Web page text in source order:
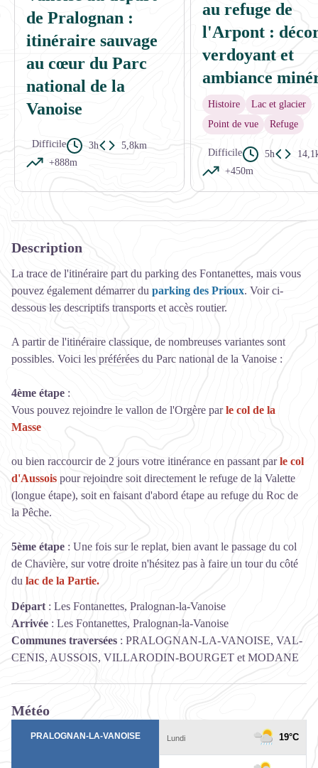
de Pralognan :
itinéraire sauvage
au cœur du Parc
national de la
Vanoise
Difficile 3h
5,8km
+888m
au refuge de
l'Arpont :
verdoyant et
ambiance
Histoire
Lac et glacier
Point de vue
Refuge
Difficile 5h
+450m
Description
La trace de l'itinéraire part du parking des Fontanettes, mais vous
pouvez également démarrer du parking des Prioux. Voir ci-
dessous les descriptifs transports et accès routier.
A partir de l'itinéraire classique, de nombreuses variantes sont
possibles. Voici les préférées du Parc national de la Vanoise :
4ème étape :
Vous pouvez rejoindre le vallon de l'Orgère parle col de la
Masse
ou bien raccourcir de 2 jours votre itinérance en passant parle col
d'Aussois pour rejoindre soit directement le refuge de la Valette
(longue étape), soit en faisant d'abord étape au refuge du Roc de
la Pêche.
5ème étape : Une fois sur le replat, bien avant le passage du col
de Chavière, sur votre droite n'hésitez pas à faire un tour du côté
du lac de la Partie.
Départ : Les Fontanettes, Pralognan-la-Vanoise
Arrivée : Les Fontanettes, Pralognan-la-Vanoise
Communes traversées : PRALOGNAN-LA-VANOISE, VAL-
CENIS, AUSSOIS, VILLARODIN-BOURGET et MODANE
Météo